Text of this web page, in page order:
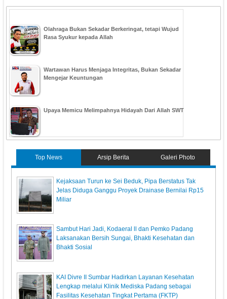
Olahraga Bukan Sekadar Berkeringat, tetapi Wujud
Rasa Syukur kepada Allah
Wartawan Harus Menjaga Integritas, Bukan Sekadar
Mengejar Keuntungan
Upaya Memicu Melimpahnya Hidayah Dari Allah SWT
Top News Arsip Berita Galeri Photo
Kejaksaan Turun ke Sei Beduk, Pipa Berstatus Tak
Jelas Diduga Ganggu Proyek Drainase Bernilai Rp15
Miliar
Sambut Hari Jadi, Kodaeral ll dan Pemko Padang
Laksanakan Bersih Sungai, Bhakti Kesehatan dan
Bhakti Sosial
KAI Divre II Sumbar Hadirkan Layanan Kesehatan
Lengkap melalui Klinik Mediska Padang sebagai
Fasilitas Kesehatan Tingkat Pertama (FKTP)